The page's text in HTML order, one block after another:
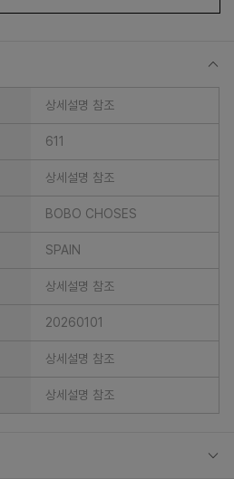
상세설명 참조
611
상세설명 참조
BOBO CHOSES
SPAIN
상세설명 참조
20260101
상세설명 참조
상세설명 참조